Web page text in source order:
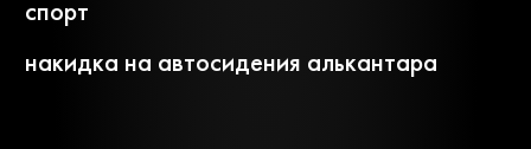
спорт
накидка на автосидения алькантара